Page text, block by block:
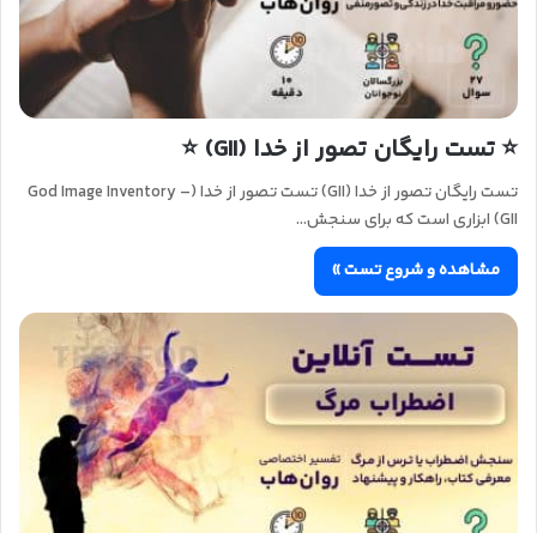
⭐ تست رایگان تصور از خدا (GII) ⭐
تست رایگان تصور از خدا (GII) تست تصور از خدا (God Image Inventory –
GII) ابزاری است که برای سنجش…
مشاهده و شروع تست »